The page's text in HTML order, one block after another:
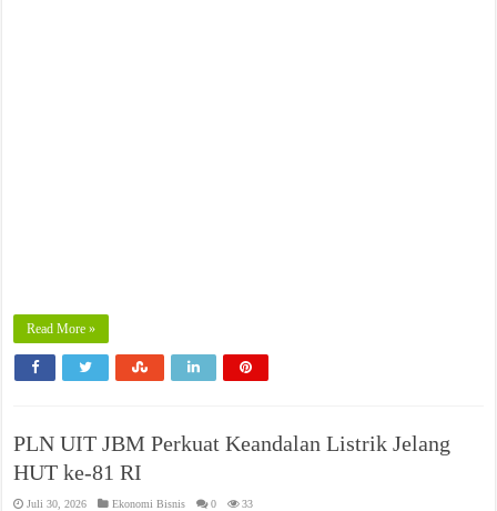
Read More »
PLN UIT JBM Perkuat Keandalan Listrik Jelang
HUT ke-81 RI
Juli 30, 2026 Ekonomi Bisnis 0 33